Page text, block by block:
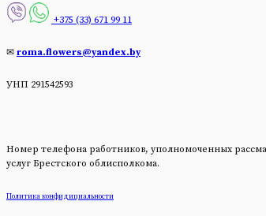
+375 (33) 671 99 11
✉ roma.flowers@yandex.by
УНП 291542593
Номер телефона работников, уполномоченных
услуг Брестского облисполкома.
Политика конфидициальности